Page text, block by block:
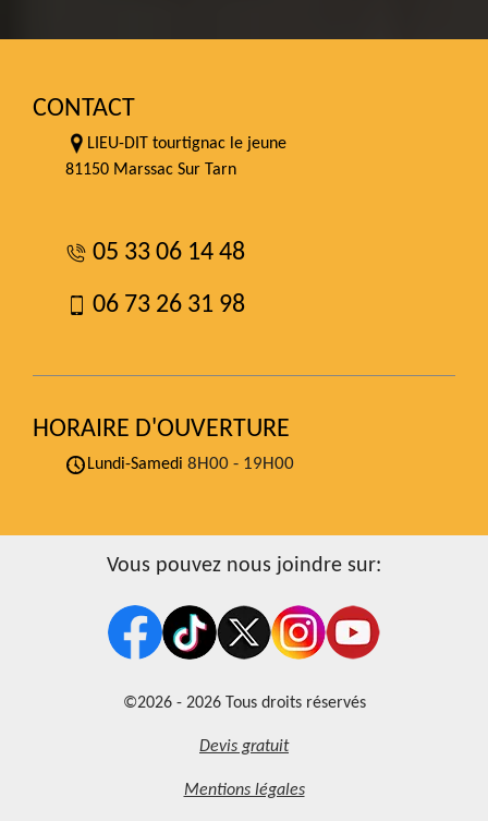
CONTACT
LIEU-DIT tourtignac le jeune
81150 Marssac Sur Tarn
05 33 06 14 48
06 73 26 31 98
HORAIRE D'OUVERTURE
Lundi-Samedi 8H00 - 19H00
Vous pouvez nous joindre sur:
©2026 - 2026 Tous droits réservés
Devis gratuit
Mentions légales